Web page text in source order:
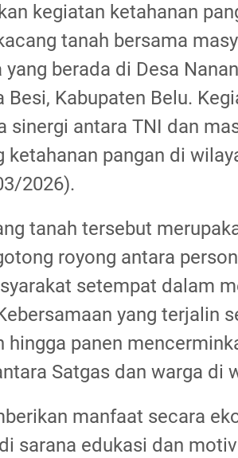
kegiatan ketahanan
tanah bersama
berada di Desa
Besi, Kabupaten Belu.
sinergi antara TNI dan
ketahanan pangan di
2026).
tanah tersebut
royong antara
setempat dalam
yang terjalin
hingga panen
Satgas dan warga di
manfaat secara
sarana edukasi dan